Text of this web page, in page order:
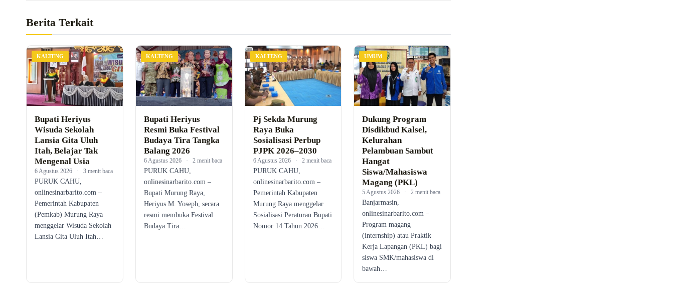
Berita Terkait
KALTENG
Bupati Heriyus
Wisuda Sekolah
Lansia Gita Uluh
Itah, Belajar Tak
Mengenal Usia
6 Agustus 2026 · 3 menit baca
PURUK CAHU,
onlinesinarbarito.com –
Pemerintah Kabupaten
(Pemkab) Murung Raya
menggelar Wisuda Sekolah
Lansia Gita Uluh Itah…
KALTENG
Bupati Heriyus
Resmi Buka Festival
Budaya Tira Tangka
Balang 2026
6 Agustus 2026 · 2 menit baca
PURUK CAHU,
onlinesinarbarito.com –
Bupati Murung Raya,
Heriyus M. Yoseph, secara
resmi membuka Festival
Budaya Tira…
KALTENG
Pj Sekda Murung
Raya Buka
Sosialisasi Perbup
PJPK 2026–2030
6 Agustus 2026 · 2 menit baca
PURUK CAHU,
onlinesinarbarito.com –
Pemerintah Kabupaten
Murung Raya menggelar
Sosialisasi Peraturan Bupati
Nomor 14 Tahun 2026…
UMUM
Dukung Program
Disdikbud Kalsel,
Kelurahan
Pelambuan Sambut
Hangat
Siswa/Mahasiswa
Magang (PKL)
5 Agustus 2026 · 2 menit baca
Banjarmasin,
onlinesinarbarito.com –
Program magang
(internship) atau Praktik
Kerja Lapangan (PKL) bagi
siswa SMK/mahasiswa di
bawah…